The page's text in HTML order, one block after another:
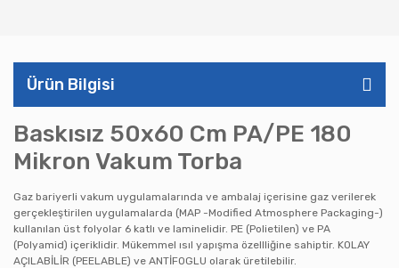
Ürün Bilgisi
Baskısız 50x60 Cm PA/PE 180
Mikron Vakum Torba
Gaz bariyerli vakum uygulamalarında ve ambalaj içerisine gaz verilerek
gerçekleştirilen uygulamalarda (MAP -Modified Atmosphere Packaging-)
kullanılan üst folyolar 6 katlı ve laminelidir. PE (Polietilen) ve PA
(Polyamid) içeriklidir. Mükemmel ısıl yapışma özellliğine sahiptir. KOLAY
AÇILABİLİR (PEELABLE) ve ANTİFOGLU olarak üretilebilir.